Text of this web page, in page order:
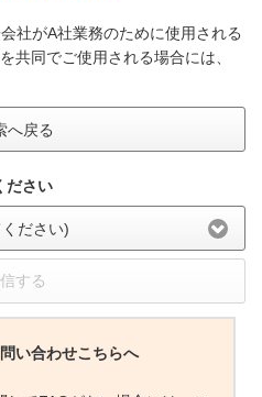
社がA社業務のために使用される
共同でご使用される場合には、
へ戻る
ださい
ださい)
する
い合わせこちらへ